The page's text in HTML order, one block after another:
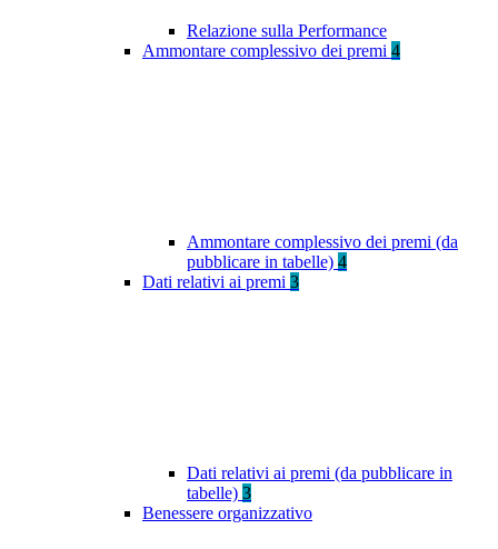
Relazione sulla Performance
Ammontare complessivo dei premi 4
Ammontare complessivo dei premi (da
pubblicare in tabelle) 4
Dati relativi ai premi 3
Dati relativi ai premi (da pubblicare in
tabelle) 3
Benessere organizzativo